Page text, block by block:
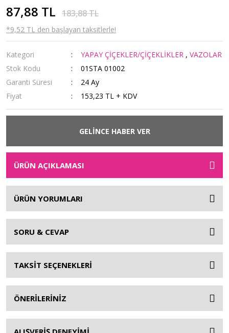
87,88 TL 183,88 TL
*9,52 TL den başlayan taksitlerle!
Kategori YAPAY ÇİÇEKLER/ÇİÇEKLİKLER ,VAZOLAR
Stok Kodu
01STA 01002
Garanti Süresi
24 Ay
Fiyat
153,23 TL + KDV
GELİNCE HABER VER
ÜRÜN AÇIKLAMASI
ÜRÜN YORUMLARI
SORU & CEVAP
TAKSİT SEÇENEKLERİ
ÖNERİLERİNİZ